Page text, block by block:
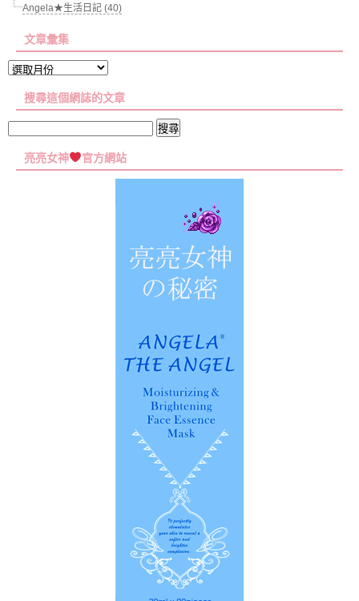
Angela★生活日記 (40)
文章彙集
文
彙
搜尋這個網誌的文章
關
亮亮女神 官方網站